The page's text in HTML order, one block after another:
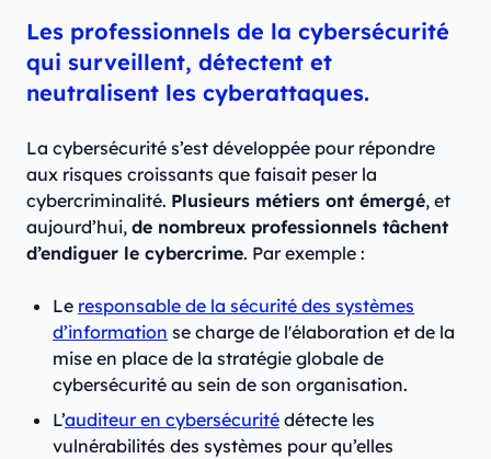
Les professionnels de la cybersécurité
qui surveillent, détectent et
neutralisent les cyberattaques.
La cybersécurité s’est développée pour répondre
aux risques croissants que faisait peser la
cybercriminalité. Plusieurs métiers ont émergé, et
aujourd’hui, de nombreux professionnels tâchent
d’endiguer le cybercrime. Par exemple :
Le responsable de la sécurité des systèmes
d’information se charge de l'élaboration et de la
mise en place de la stratégie globale de
cybersécurité au sein de son organisation.
L’auditeur en cybersécurité détecte les
vulnérabilités des systèmes pour qu’elles